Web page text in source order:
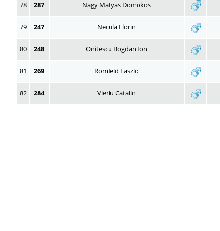
78 287 Nagy Matyas Domokos
79 247 Necula Florin
80 248 Onitescu Bogdan Ion
81 269 Romfeld Laszlo
82 284 Vieriu Catalin